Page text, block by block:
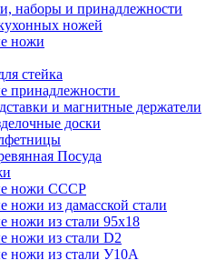
наборы и принадлежности
ножей
ножи
стейка
принадлежности
и магнитные держатели
доски
Посуда
ножи СССР
ножи из дамасской стали
ножи из стали 95х18
ножи из стали D2
ножи из стали У10А